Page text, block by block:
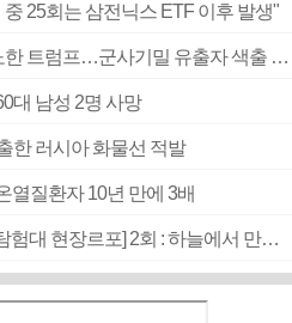
25회는 삼전닉스 ETF 이후 발생"
‘탄약 부족 사태’ 보도에 격노한 트럼프…군사기밀 유출자 색출 지시
대 남성 2명 사망
한 러시아 화물선 적발
질환자 10년 만에 3배
[2026 부산청소년극지체험탐험대 현장르포] 2회 : 하늘에서 만난 얼음의 나라